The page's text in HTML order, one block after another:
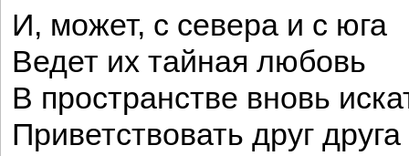
И, может, с севера и с юга
Ведет их тайная любовь
В пространстве вновь
Приветствовать друг